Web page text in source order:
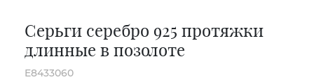
Серьги серебро 925 протяжки
длинные в позолоте
E8433060